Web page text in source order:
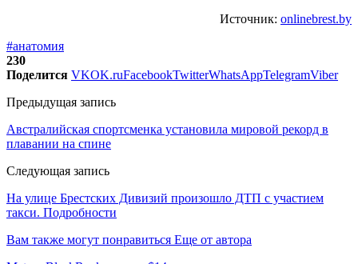
Источник: onlinebrest.by
#анатомия
230
Поделится VKOK.ruFacebookTwitterWhatsAppTelegramViber
Предыдущая запись
Австралийская спортсменка установила мировой рекорд в
плавании на спине
Следующая запись
На улице Брестских Дивизий произошло ДТП с участием
такси. Подробности
Вам также могут понравиться Еще от автора